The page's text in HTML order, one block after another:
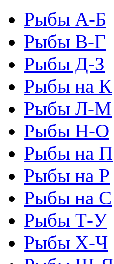
Рыбы А-Б
Рыбы В-Г
Рыбы Д-З
Рыбы на К
Рыбы Л-М
Рыбы Н-О
Рыбы на П
Рыбы на Р
Рыбы на С
Рыбы Т-У
Рыбы Х-Ч